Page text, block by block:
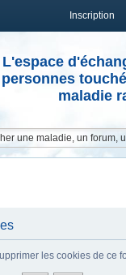
Inscription
L'espace
personnes
maladie
les cookies de ce